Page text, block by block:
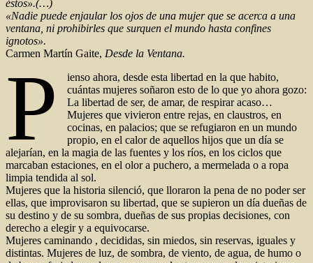
éstos».(…)
«Nadie puede enjaular los ojos de una mujer que se acerca a una
ventana, ni prohibirles que surquen el mundo hasta confines
ignotos».
Carmen Martín Gaite, Desde la Ventana.
P
ienso ahora, desde esta libertad en la que habito,
cuántas mujeres soñaron esto de lo que yo ahora gozo:
La libertad de ser, de amar, de respirar acaso…
Mujeres que vivieron entre rejas, en claustros, en
cocinas, en palacios; que se refugiaron en un mundo
propio, en el calor de aquellos hijos que un día se
alejarían, en la magia de las fuentes y los ríos, en los ciclos que
marcaban estaciones, en el olor a puchero, a mermelada o a ropa
limpia tendida al sol.
Mujeres que la historia silenció, que lloraron la pena de no poder ser
ellas, que improvisaron su libertad, que se supieron un día dueñas de
su destino y de su sombra, dueñas de sus propias decisiones, con
derecho a elegir y a equivocarse.
Mujeres caminando , decididas, sin miedos, sin reservas, iguales y
distintas. Mujeres de luz, de sombra, de viento, de agua, de humo o